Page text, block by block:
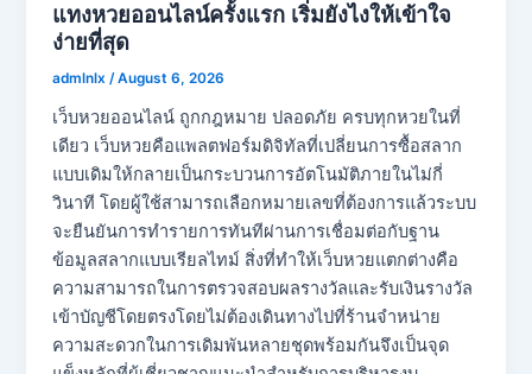
แทงหวยออนไลน์ครั้งแรก เริ่มยังไงให้เข้าใจ
ง่ายที่สุด
admlnlx/August 6, 2026
เว็บหวยออนไลน์ ถูกกฎหมาย ปลอดภัย ครบทุกหวยในที่
เดียว เว็บหวยคือแพลตฟอร์มดิจิทัลที่เปลี่ยนการซื้อสลาก
แบบเดิมให้กลายเป็นกระบวนการอัตโนมัติภายในไม่กี่
วินาที โดยผู้ใช้สามารถเลือกหมายเลขที่ต้องการแล้วระบบ
จะยืนยันการทำรายการทันทีผ่านการเชื่อมต่อกับฐาน
ข้อมูลสลากแบบเรียลไทม์ สิ่งที่ทำให้เว็บหวยแตกต่างคือ
ความสามารถในการตรวจสอบผลรางวัลและรับเงินรางวัล
เข้าบัญชีโดยตรงโดยไม่ต้องเดินทางไปที่ร้านจำหน่าย
ความสะดวกในการเดิมพันหลายชุดพร้อมกันจึงเป็นจุด